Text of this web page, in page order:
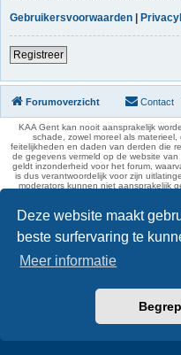
Deze website maakt
beste surfervaring te
Meer informatie
Gebruikersvoorwaarden |
Registreer
Forumoverzicht Contact
KAA Gent kan nooit aansprakelijk
schade, zowel moreel als
feitelijkheden en daden van derden die
de gegevens vermeld op de website
geldt inzonderheid voor het forum,
is dus verantwoordelijk voor zijn
moderators kunnen niet aansprakelijk